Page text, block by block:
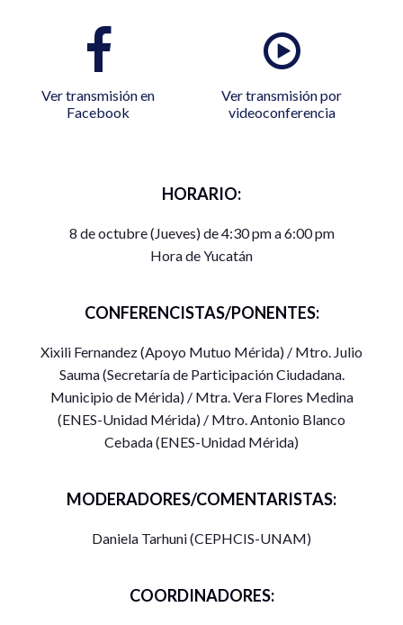
Ver transmisión en
Facebook
Ver transmisión por
videoconferencia
HORARIO:
8 de octubre (Jueves) de 4:30 pm a 6:00 pm
Hora de Yucatán
CONFERENCISTAS/PONENTES:
Xixili Fernandez (Apoyo Mutuo Mérida) / Mtro. Julio
Sauma (Secretaría de Participación Ciudadana.
Municipio de Mérida) / Mtra. Vera Flores Medina
(ENES-Unidad Mérida) / Mtro. Antonio Blanco
Cebada (ENES-Unidad Mérida)
MODERADORES/COMENTARISTAS:
Daniela Tarhuni (CEPHCIS-UNAM)
COORDINADORES: